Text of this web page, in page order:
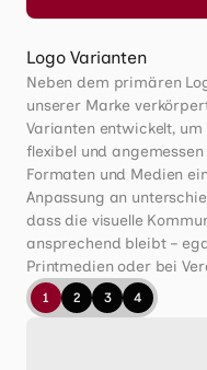
Logo Varianten
Neben dem primären
unserer Marke
Varianten entwickelt, um
flexibel und
Formaten und Medien
Anpassung an
dass die visuelle
ansprechend bleibt –
Printmedien oder bei
1 2 3 4